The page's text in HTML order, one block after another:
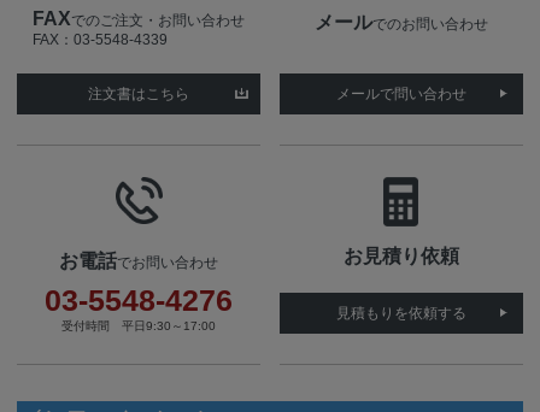
FAXでのご注文・お問い合わせ
FAX：03-5548-4339
注文書はこちら
メールでのお問い合わせ
メールで問い合わせ
お電話でお問い合わせ
03-5548-4276
受付時間 平日9:30～17:00
お見積り依頼
見積もりを依頼する